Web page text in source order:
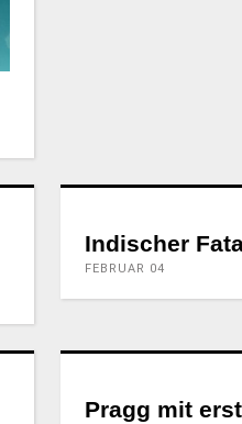
Indischer
FEBRUAR 04
Pragg mit